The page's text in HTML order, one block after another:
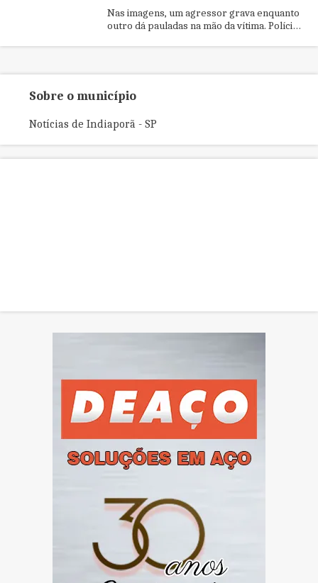
Nas imagens, um agressor grava enquanto
outro dá pauladas na mão da vítima. Polícia
Sobre o município
Notícias de Indiaporã - SP